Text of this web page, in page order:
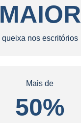
MAIOR
queixa nos escritórios
Mais de
50%